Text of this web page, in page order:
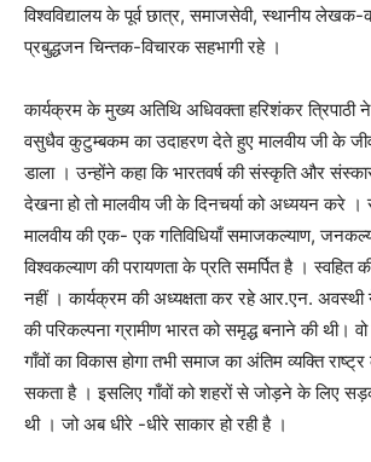
विश्वविद्यालय के पूर्व छात्र, समाजसेवी, स्थानीय
प्रबुद्धजन चिन्तक-विचारक सहभागी रहे ।
कार्यक्रम के मुख्य अतिथि अधिवक्ता हरिशंकर
वसुधैव कुटुम्बकम का उदाहरण देते हुए मालवीय जी के
डाला । उन्होंने कहा कि भारतवर्ष की संस्कृति और
देखना हो तो मालवीय जी के दिनचर्या को अध्ययन करे ।
मालवीय की एक- एक गतिविधियाँ समाजकल्याण,
विश्वकल्याण की परायणता के प्रति समर्पित है । स्वहित
नहीं । कार्यक्रम की अध्यक्षता कर रहे आर.एन. अवस्थी
की परिकल्पना ग्रामीण भारत को समृद्ध बनाने की थी।
गाँवों का विकास होगा तभी समाज का अंतिम व्यक्ति
सकता है । इसलिए गाँवों को शहरों से जोड़ने के लिए
थी । जो अब धीरे -धीरे साकार हो रही है ।